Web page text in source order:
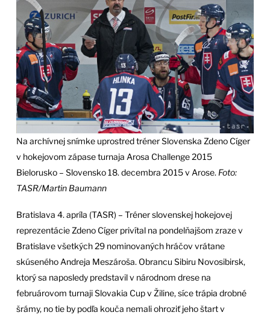
Na archívnej snímke uprostred tréner Slovenska Zdeno Cíger
v hokejovom zápase turnaja Arosa Challenge 2015
Bielorusko – Slovensko 18. decembra 2015 v Arose. Foto:
TASR/Martin Baumann
Bratislava 4. apríla (TASR) – Tréner slovenskej hokejovej
reprezentácie Zdeno Cíger privítal na pondelňajšom zraze v
Bratislave všetkých 29 nominovaných hráčov vrátane
skúseného Andreja Meszároša. Obrancu Sibiru Novosibirsk,
ktorý sa naposledy predstavil v národnom drese na
februárovom turnaji Slovakia Cup v Žiline, síce trápia drobné
šrámy, no tie by podľa kouča nemali ohroziť jeho štart v